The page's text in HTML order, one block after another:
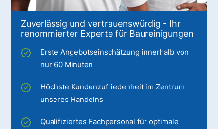
Zuverlässig und vertrauenswürdig - Ihr
renommierter Experte für Baureinigungen
Erste Angebotseinschätzung innerhalb von
nur 60 Minuten
Höchste Kundenzufriedenheit im Zentrum
unseres Handelns
Qualifiziertes Fachpersonal für optimale